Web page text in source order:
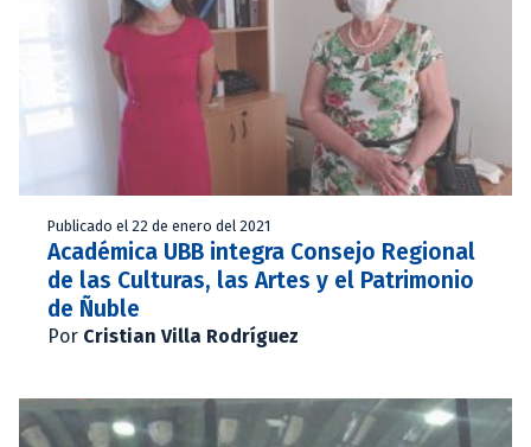
Publicado el 22 de enero del 2021
Académica UBB integra Consejo Regional
de las Culturas, las Artes y el Patrimonio
de Ñuble
Por Cristian Villa Rodríguez